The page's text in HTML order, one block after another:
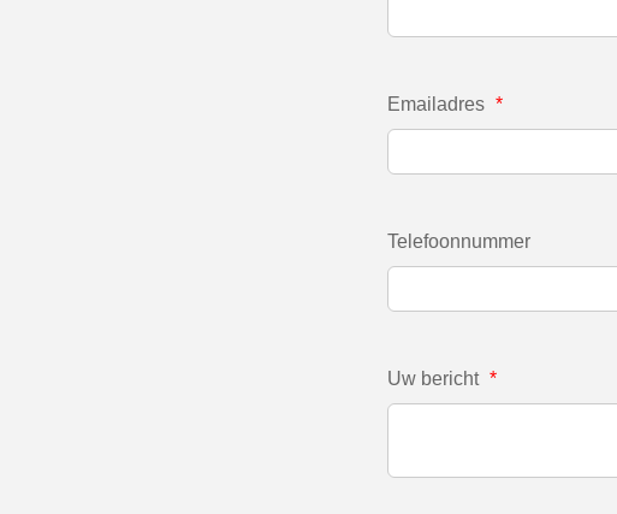
Emailadres *
Telefoonnummer
Uw bericht *